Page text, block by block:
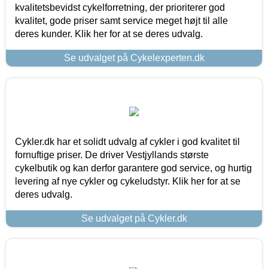
kvalitetsbevidst cykelforretning, der prioriterer god
kvalitet, gode priser samt service meget højt til alle
deres kunder. Klik her for at se deres udvalg.
Se udvalget på Cykelexperten.dk
Cykler.dk har et solidt udvalg af cykler i god kvalitet til
fornuftige priser. De driver Vestjyllands største
cykelbutik og kan derfor garantere god service, og hurtig
levering af nye cykler og cykeludstyr. Klik her for at se
deres udvalg.
Se udvalget på Cykler.dk